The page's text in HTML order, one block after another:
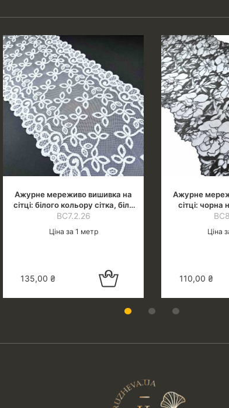
Ажурне мереживо вишивка на
сітці: білого кольору сітка, біла
нитка (холодн. відтінок), шир.21
ВС7.2.26
Ціна за 1 метр
135,00₴ Додати в
кошик
Ажурне
сітці: чорна
сітці,
Ціна
110,00₴
1 2 3